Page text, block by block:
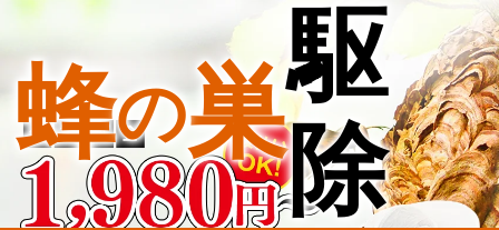
蜂の巣駆除PROについて
蜂の巣駆除ご依頼の流れ
対応エリア一覧
蜂の巣
駆
除